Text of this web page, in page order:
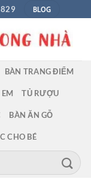
BLOG
BÀN TRANG ĐIỂM
TỦ RƯỢU
BÀN ĂN GỖ
CHO BÉ